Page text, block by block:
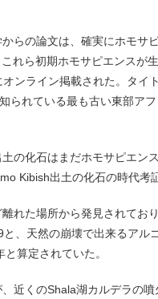
らの論文は、確実にホモサ
れら初期ホモサピエンスが
ンライン掲載された。タイ
られている最も古い東部ア
の化石はまだホモサピエン
Kibish出土の化石の時代考
れた場所から発見されてお
、天然の崩壊で出来るアル
算定されていた。
近くのShala湖カルデラの